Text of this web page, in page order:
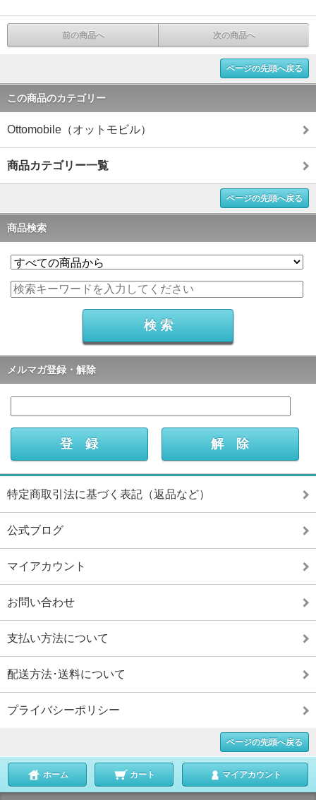
前の商品へ 次の商品へ
ページの先頭へ戻る
この商品のカテゴリー
Ottomobile（オットモビル）
商品カテゴリー一覧
ページの先頭へ戻る
商品検索
メルマガ登録・解除
特定商取引法に基づく表記（返品など）
公式ブログ
マイアカウント
お問い合わせ
支払い方法について
配送方法･送料について
プライバシーポリシー
ページの先頭へ戻る
ホーム カート マイアカウント